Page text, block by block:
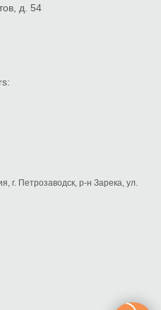
д. 54
г. Петрозаводск, р-н Зарека, ул.